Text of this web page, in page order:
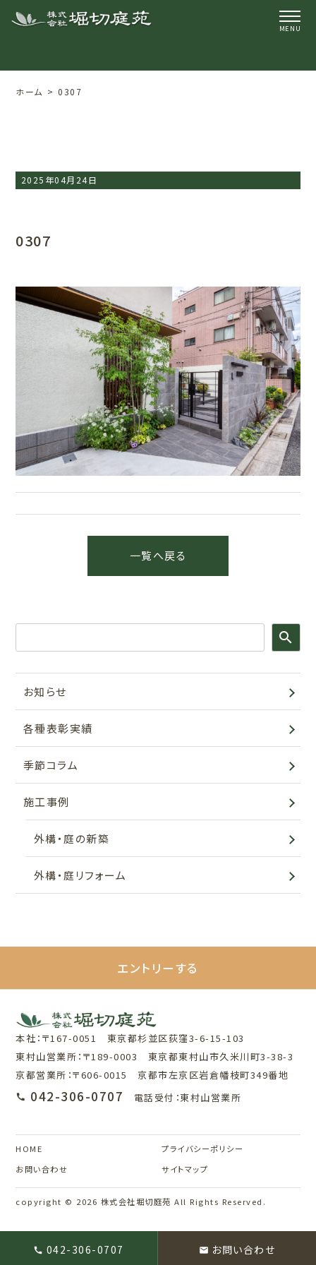
ホーム 0307
2025年04月24日
0307
一覧へ戻る
search
お知らせ
各種表彰実績
季節コラム
施工事例
外構・庭の新築
外構・庭リフォーム
エントリーする
本社：〒167-0051 東京都杉並区荻窪3-6-15-103
東村山営業所：〒189-0003 東京都東村山市久米川町3-38-3
京都営業所：〒606-0015 京都市左京区岩倉幡枝町349番地
042-306-0707 電話受付：東村山営業所
HOME
お問い合わせ
プライバシーポリシー
サイトマップ
copyright © 2026 株式会社堀切庭苑 All Rights Reserved.
042-306-0707 お問い合わせ